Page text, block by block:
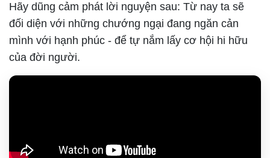
Hãy dũng cảm phát lời nguyện sau: Từ nay ta sẽ
đối diện với những chướng ngại đang ngăn cản
mình với hạnh phúc - để tự nắm lấy cơ hội hi hữu
của đời người.